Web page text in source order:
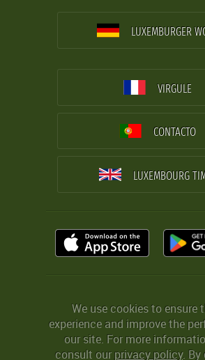
LUXEMBURGER
VIRGULE
CONTACTO
LUXEMBOURG
We use cookies to ensure
experience and improve the
our site. For more
consult ourprivacy policy. By